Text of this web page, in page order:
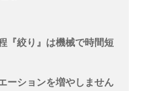
『絞り』は機械で時間短
ーションを増やしません